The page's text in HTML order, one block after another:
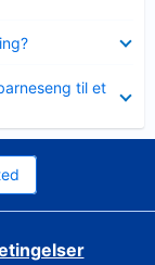
til et